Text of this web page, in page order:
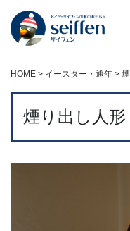
ン
HOME > イースター・通年 >
煙り出し人